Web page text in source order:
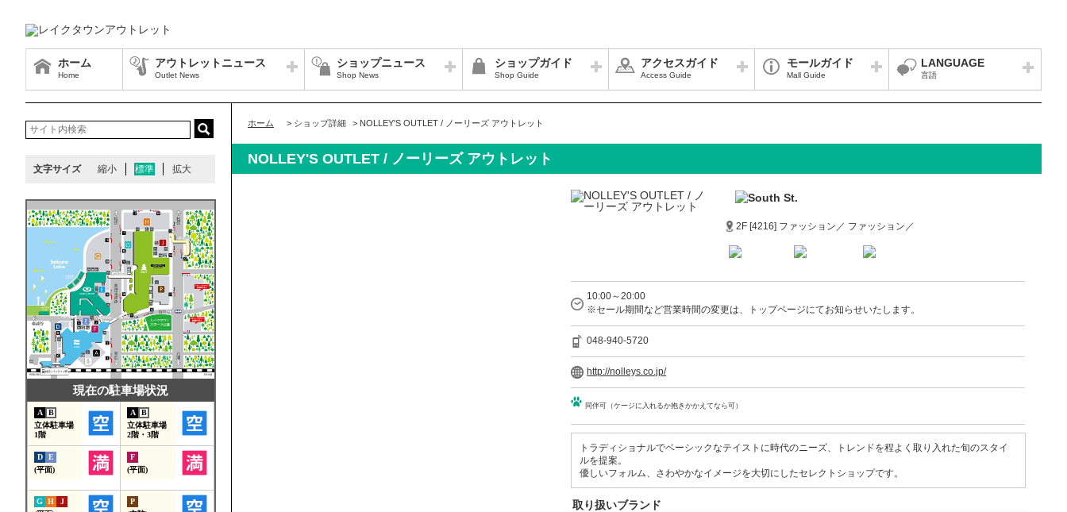
ホーム
Home
アウトレットニュース
Outlet News
ショップニュース
Shop News
ショップガイド
Shop Guide
アクセスガイド
Access Guide
モールガイド
Mall Guide
LANGUAGE
言語
ホーム > ショップ詳細 > NOLLEY'S OUTLET / ノーリーズ アウトレット
NOLLEY'S OUTLET / ノーリーズ アウトレット
2F [4216] ファッション／ ファッション／
10:00～20:00
※セール期間など営業時間の変更は、トップページにてお知らせいたします。
048-940-5720
http://nolleys.co.jp/
同伴可（ケージに入れるか抱きかかえてなら可）
トラディショナルでベーシックなテイストに時代のニーズ、トレンドを程よく取り入れた旬のスタイ
ルを提案。
優しいフォルム、さわやかなイメージを大切にしたセレクトショップです。
取り扱いブランド
文字サイズ 縮小 標準 拡大